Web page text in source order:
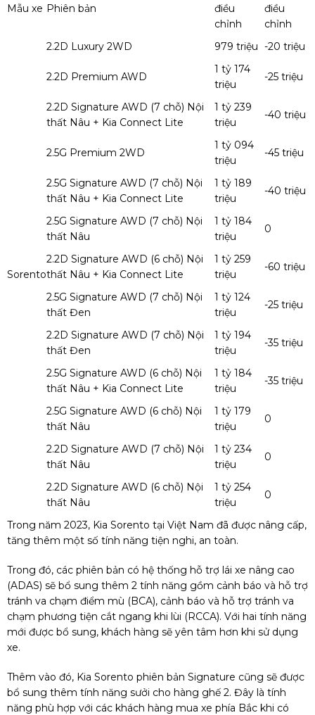
Mẫu xe Phiên bản
điều
chỉnh
điều
chỉnh
Sorento
2.2D Luxury 2WD 979 triệu -20 triệu
2.2D Premium AWD
1 tỷ 174
triệu
-25 triệu
2.2D Signature AWD (7 chỗ) Nội
thất Nâu + Kia Connect Lite
1 tỷ 239
triệu
-40 triệu
2.5G Premium 2WD
1 tỷ 094
triệu
-45 triệu
2.5G Signature AWD (7 chỗ) Nội
thất Nâu + Kia Connect Lite
1 tỷ 189
triệu
-40 triệu
2.5G Signature AWD (7 chỗ) Nội
thất Nâu
1 tỷ 184
triệu
0
2.2D Signature AWD (6 chỗ) Nội
thất Nâu + Kia Connect Lite
1 tỷ 259
triệu
-60 triệu
2.5G Signature AWD (7 chỗ) Nội
thất Đen
1 tỷ 124
triệu
-25 triệu
2.2D Signature AWD (7 chỗ) Nội
thất Đen
1 tỷ 194
triệu
-35 triệu
2.5G Signature AWD (6 chỗ) Nội
thất Nâu + Kia Connect Lite
1 tỷ 184
triệu
-35 triệu
2.5G Signature AWD (6 chỗ) Nội
thất Nâu
1 tỷ 179
triệu
0
2.2D Signature AWD (7 chỗ) Nội
thất Nâu
1 tỷ 234
triệu
0
2.2D Signature AWD (6 chỗ) Nội
thất Nâu
1 tỷ 254
triệu
0
Trong năm 2023, Kia Sorento tại Việt Nam đã được nâng cấp,
tăng thêm một số tính năng tiện nghi, an toàn.
Trong đó, các phiên bản có hệ thống hỗ trợ lái xe nâng cao
(ADAS) sẽ bổ sung thêm 2 tính năng gồm cảnh báo và hỗ trợ
tránh va chạm điểm mù (BCA), cảnh báo và hỗ trợ tránh va
chạm phương tiện cắt ngang khi lùi (RCCA). Với hai tính năng
mới được bổ sung, khách hàng sẽ yên tâm hơn khi sử dụng
xe.
Thêm vào đó, Kia Sorento phiên bản Signature cũng sẽ được
bổ sung thêm tính năng sưởi cho hàng ghế 2. Đây là tính
năng phù hợp với các khách hàng mua xe phía Bắc khi có